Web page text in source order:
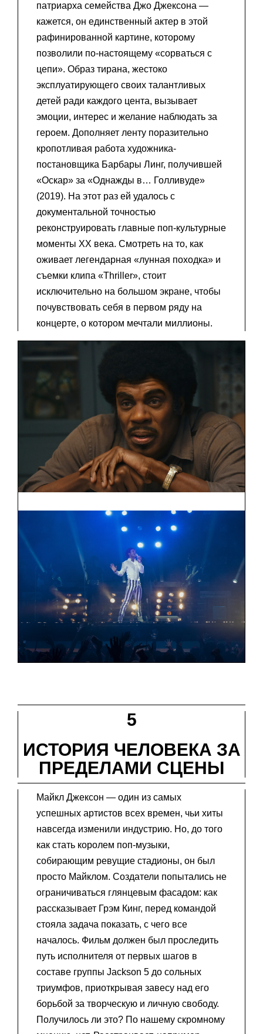
патриарха семейства Джо Джексона —
кажется, он единственный актер в этой
рафинированной картине, которому
позволили по-настоящему «сорваться с
цепи». Образ тирана, жестоко
эксплуатирующего своих талантливых
детей ради каждого цента, вызывает
эмоции, интерес и желание наблюдать за
героем. Дополняет ленту поразительно
кропотливая работа художника-
постановщика Барбары Линг, получившей
«Оскар» за «Однажды в… Голливуде»
(2019). На этот раз ей удалось с
документальной точностью
реконструировать главные поп-культурные
моменты XX века. Смотреть на то, как
оживает легендарная «лунная походка» и
съемки клипа «Thriller», стоит
исключительно на большом экране, чтобы
почувствовать себя в первом ряду на
концерте, о котором мечтали миллионы.
5
ИСТОРИЯ ЧЕЛОВЕКА ЗА
ПРЕДЕЛАМИ СЦЕНЫ
Майкл Джексон — один из самых
успешных артистов всех времен, чьи хиты
навсегда изменили индустрию. Но, до того
как стать королем поп-музыки,
собирающим ревущие стадионы, он был
просто Майклом. Создатели попытались не
ограничиваться глянцевым фасадом: как
рассказывает Грэм Кинг, перед командой
стояла задача показать, с чего все
началось. Фильм должен был проследить
путь исполнителя от первых шагов в
составе группы Jackson 5 до сольных
триумфов, приоткрывая завесу над его
борьбой за творческую и личную свободу.
Получилось ли это? По нашему скромному